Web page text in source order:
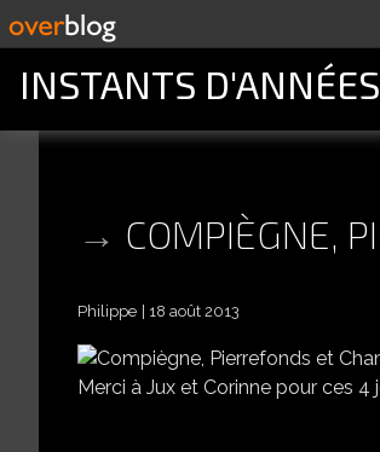
INSTANTS D'ANNÉES
COMPIÈGNE,
Philippe 18 août 2013
Merci à Jux et Corinne pour ces